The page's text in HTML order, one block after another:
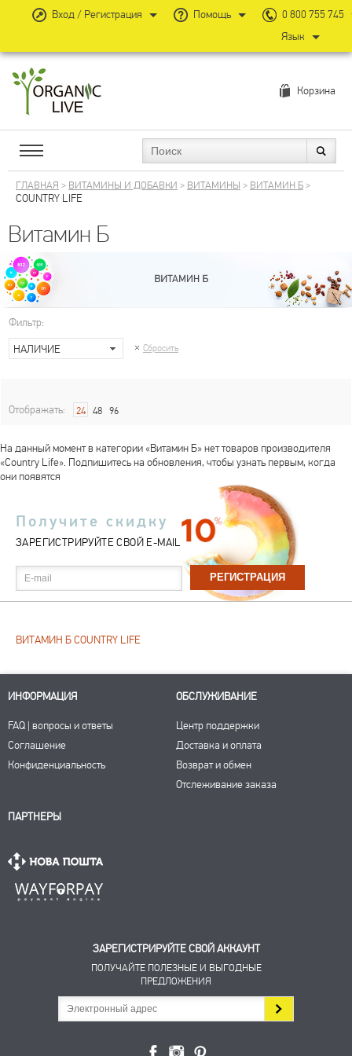
Корзина
ГЛАВНАЯ > ВИТАМИНЫ И ДОБАВКИ > ВИТАМИНЫ > ВИТАМИН Б>
COUNTRY LIFE
Витамин Б
Фильтр:
НАЛИЧИЕ
Сбросить
Отображать: 24 48 96
На данный момент в категории «Витамин Б» нет товаров производителя
«Country Life». Подпишитесь на обновления, чтобы узнать первым, когда
они появятся
Получите скидку
ЗАРЕГИСТРИРУЙТЕ СВОЙ E-MAIL
E-mail
Вход / Регистрация Помощь
0 800 755 745
Язык
ВИТАМИН Б COUNTRY LIFE
ИНФОРМАЦИЯ
FAQ | вопросы и ответы
Соглашение
Конфиденциальность
ОБСЛУЖИВАНИЕ
Центр поддержки
Доставка и оплата
Возврат и обмен
Отслеживание заказа
ПАРТНЕРЫ
ЗАРЕГИСТРИРУЙТЕ СВОЙ АККАУНТ
ПОЛУЧАЙТЕ ПОЛЕЗНЫЕ И ВЫГОДНЫЕ
ПРЕДЛОЖЕНИЯ